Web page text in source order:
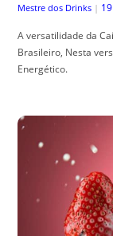
Mestre dos Drinks |
A versatilidade da
Brasileiro, Nesta
Energético.